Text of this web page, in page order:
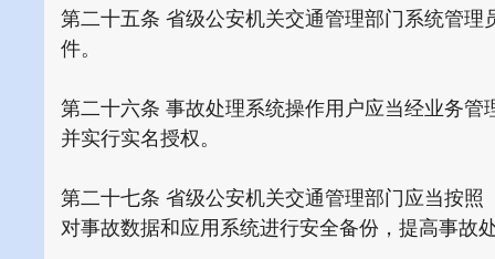
第二十五条 省级公安机关交通管理部门系统管
件。
第二十六条 事故处理系统操作用户应当经业务
并实行实名授权。
第二十七条 省级公安机关交通管理部门应当按
对事故数据和应用系统进行安全备份，提高事故